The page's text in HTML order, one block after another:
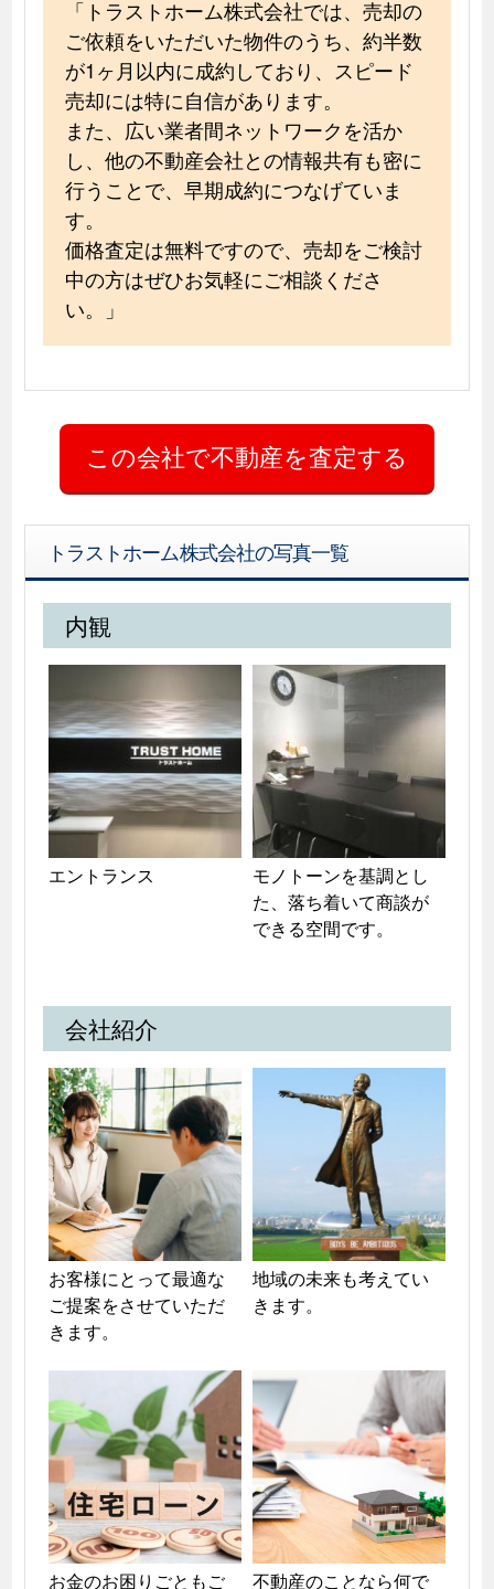
「トラストホーム株式会社では、売却の
ご依頼をいただいた物件のうち、約半数
が1ヶ月以内に成約しており、スピード
売却には特に自信があります。
また、広い業者間ネットワークを活か
し、他の不動産会社との情報共有も密に
行うことで、早期成約につなげていま
す。
価格査定は無料ですので、売却をご検討
中の方はぜひお気軽にご相談くださ
い。」
トラストホーム株式会社の写真一覧
内観
エントランス
モノトーンを基調とし
た、落ち着いて商談が
できる空間です。
会社紹介
お客様にとって最適な
ご提案をさせていただ
きます。
地域の未来も考えてい
きます。
お金のお困りごともご
不動産のことなら何で